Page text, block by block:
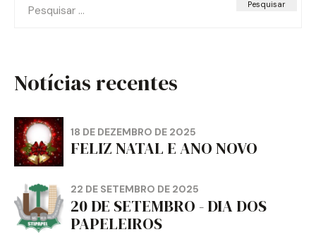
por:
Notícias recentes
18 DE DEZEMBRO DE 2025
FELIZ NATAL E ANO NOVO
22 DE SETEMBRO DE 2025
20 DE SETEMBRO - DIA DOS
PAPELEIROS